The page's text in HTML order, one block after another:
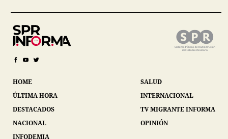
HOME
ÚLTIMA HORA
DESTACADOS
NACIONAL
INFODEMIA
SALUD
INTERNACIONAL
TV MIGRANTE INFORMA
OPINIÓN